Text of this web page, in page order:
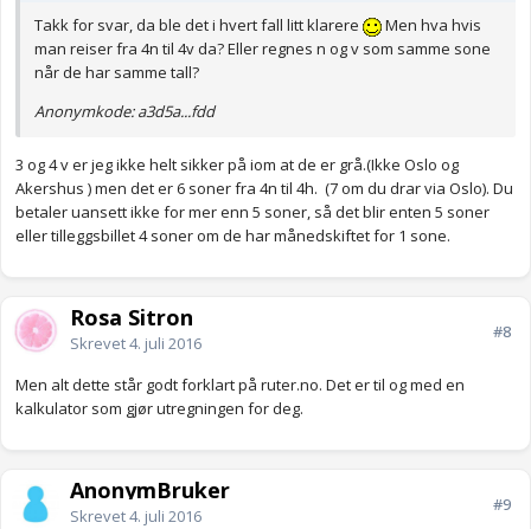
Takk for svar, da ble det i hvert fall litt klarere
Men hva hvis
man reiser fra 4n til 4v da? Eller regnes n og v som samme sone
når de har samme tall?
Anonymkode: a3d5a...fdd
3 og 4 v er jeg ikke helt sikker på iom at de er grå.(Ikke Oslo og
Akershus ) men det er 6 soner fra 4n til 4h. (7 om du drar via Oslo). Du
betaler uansett ikke for mer enn 5 soner, så det blir enten 5 soner
eller tilleggsbillet 4 soner om de har månedskiftet for 1 sone.
Rosa Sitron
Skrevet4. juli 2016
#8
Men alt dette står godt forklart på ruter.no. Det er til og med en
kalkulator som gjør utregningen for deg.
AnonymBruker
Skrevet4. juli 2016
#9